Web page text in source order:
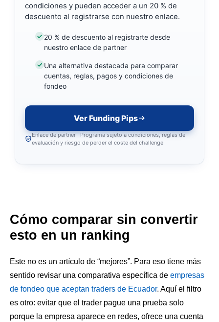
condiciones y pueden acceder a un 20 % de
descuento al registrarse con nuestro enlace.
20 % de descuento al registrarte desde
nuestro enlace de partner
Una alternativa destacada para comparar
cuentas, reglas, pagos y condiciones de
fondeo
Ver Funding Pips
Enlace de partner · Programa sujeto a condiciones, reglas de
evaluación y riesgo de perder el coste del challenge
Cómo comparar sin convertir
esto en un ranking
Este no es un artículo de “mejores”. Para eso tiene más
sentido revisar una comparativa específica de empresas
de fondeo que aceptan traders de Ecuador. Aquí el filtro
es otro: evitar que el trader pague una prueba solo
porque la empresa aparece en redes, ofrece una cuenta